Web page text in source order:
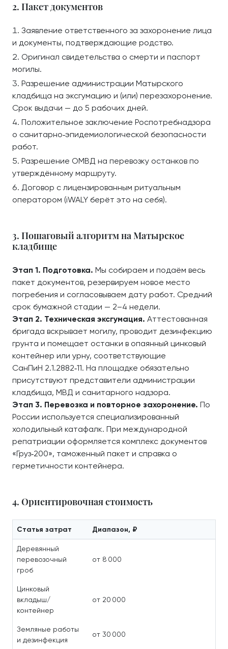
2. Пакет документов
Заявление ответственного за захоронение лица
и документы, подтверждающие родство.
Оригинал свидетельства о смерти и паспорт
могилы.
Разрешение администрации Матырского
кладбища на эксгумацию и (или) перезахоронение.
Срок выдачи — до 5 рабочих дней.
Положительное заключение Роспотребнадзора
о санитарно‑эпидемиологической безопасности
работ.
Разрешение ОМВД на перевозку останков по
утверждённому маршруту.
Договор с лицензированным ритуальным
оператором (iWALY берёт это на себя).
3. Пошаговый алгоритм на Матырское
кладбище
Этап 1. Подготовка. Мы собираем и подаём весь
пакет документов, резервируем новое место
погребения и согласовываем дату работ. Средний
срок бумажной стадии — 2–4 недели.
Этап 2. Техническая эксгумация. Аттестованная
бригада вскрывает могилу, проводит дезинфекцию
грунта и помещает останки в опаянный цинковый
контейнер или урну, соответствующие
СанПиН 2.1.2882‑11. На площадке обязательно
присутствуют представители администрации
кладбища, МВД и санитарного надзора.
Этап 3. Перевозка и повторное захоронение. По
России используется специализированный
холодильный катафалк. При международной
репатриации оформляется комплекс документов
«Груз‑200», таможенный пакет и справка о
герметичности контейнера.
4. Ориентировочная стоимость
Статья затрат Диапазон, ₽
Деревянный
перевозочный
гроб
от 8 000
Цинковый
вкладыш/
контейнер
от 20 000
Земляные работы
и дезинфекция
от 30 000